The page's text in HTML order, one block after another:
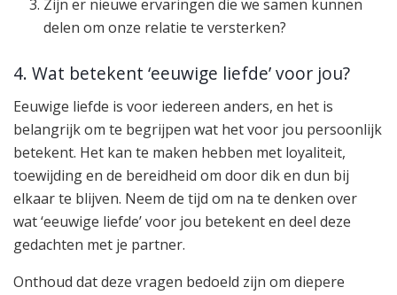
Zijn er nieuwe ervaringen die we samen kunnen
delen om onze relatie te versterken?
4. Wat betekent ‘eeuwige liefde’ voor jou?
Eeuwige liefde is voor iedereen anders, en het is
belangrijk om te begrijpen wat het voor jou persoonlijk
betekent. Het kan te maken hebben met loyaliteit,
toewijding en de bereidheid om door dik en dun bij
elkaar te blijven. Neem de tijd om na te denken over
wat ‘eeuwige liefde’ voor jou betekent en deel deze
gedachten met je partner.
Onthoud dat deze vragen bedoeld zijn om diepere